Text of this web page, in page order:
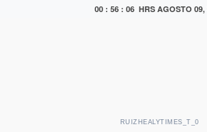
00 : 56 : 06 HRS AGOSTO 09,
RUIZHEALYTIMES_T_0